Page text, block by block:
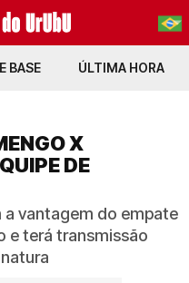
PT-BR
BASE ÚLTIMA HORA
X
DE
vantagem do empate
e terá transmissão